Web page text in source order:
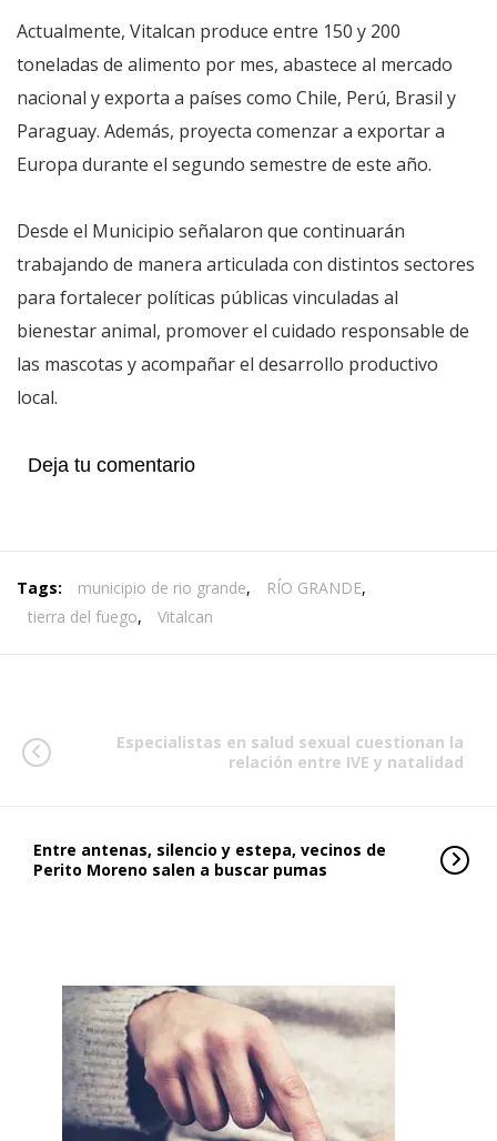
Actualmente, Vitalcan produce entre 150 y 200
toneladas de alimento por mes, abastece al mercado
nacional y exporta a países como Chile, Perú, Brasil y
Paraguay. Además, proyecta comenzar a exportar a
Europa durante el segundo semestre de este año.
Desde el Municipio señalaron que continuarán
trabajando de manera articulada con distintos sectores
para fortalecer políticas públicas vinculadas al
bienestar animal, promover el cuidado responsable de
las mascotas y acompañar el desarrollo productivo
local.
Deja tu comentario
Tags: municipio de rio grande, RÍO GRANDE,
tierra del fuego, Vitalcan
Especialistas en salud sexual cuestionan la
relación entre IVE y natalidad
Entre antenas, silencio y estepa, vecinos de
Perito Moreno salen a buscar pumas